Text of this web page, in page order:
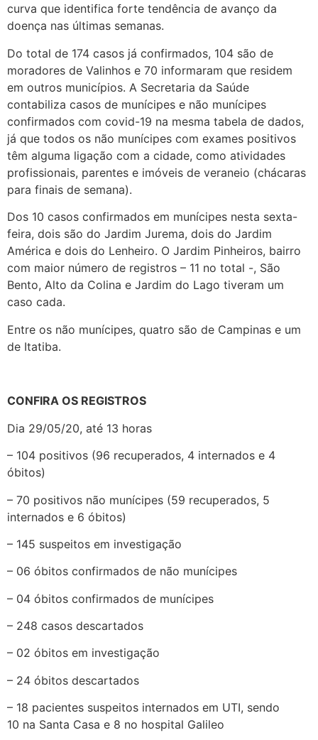
curva que identifica forte tendência de avanço da
doença nas últimas semanas.
Do total de 174 casos já confirmados, 104 são de
moradores de Valinhos e 70 informaram que residem
em outros municípios. A Secretaria da Saúde
contabiliza casos de munícipes e não munícipes
confirmados com covid-19 na mesma tabela de dados,
já que todos os não munícipes com exames positivos
têm alguma ligação com a cidade, como atividades
profissionais, parentes e imóveis de veraneio (chácaras
para finais de semana).
Dos 10 casos confirmados em munícipes nesta sexta-
feira, dois são do Jardim Jurema, dois do Jardim
América e dois do Lenheiro. O Jardim Pinheiros, bairro
com maior número de registros – 11 no total -, São
Bento, Alto da Colina e Jardim do Lago tiveram um
caso cada.
Entre os não munícipes, quatro são de Campinas e um
de Itatiba.
CONFIRA OS REGISTROS
Dia 29/05/20, até 13 horas
– 104 positivos (96 recuperados, 4 internados e 4
óbitos)
– 70 positivos não munícipes (59 recuperados, 5
internados e 6 óbitos)
– 145 suspeitos em investigação
– 06 óbitos confirmados de não munícipes
– 04 óbitos confirmados de munícipes
– 248 casos descartados
– 02 óbitos em investigação
– 24 óbitos descartados
– 18 pacientes suspeitos internados em UTI, sendo
10 na Santa Casa e 8 no hospital Galileo